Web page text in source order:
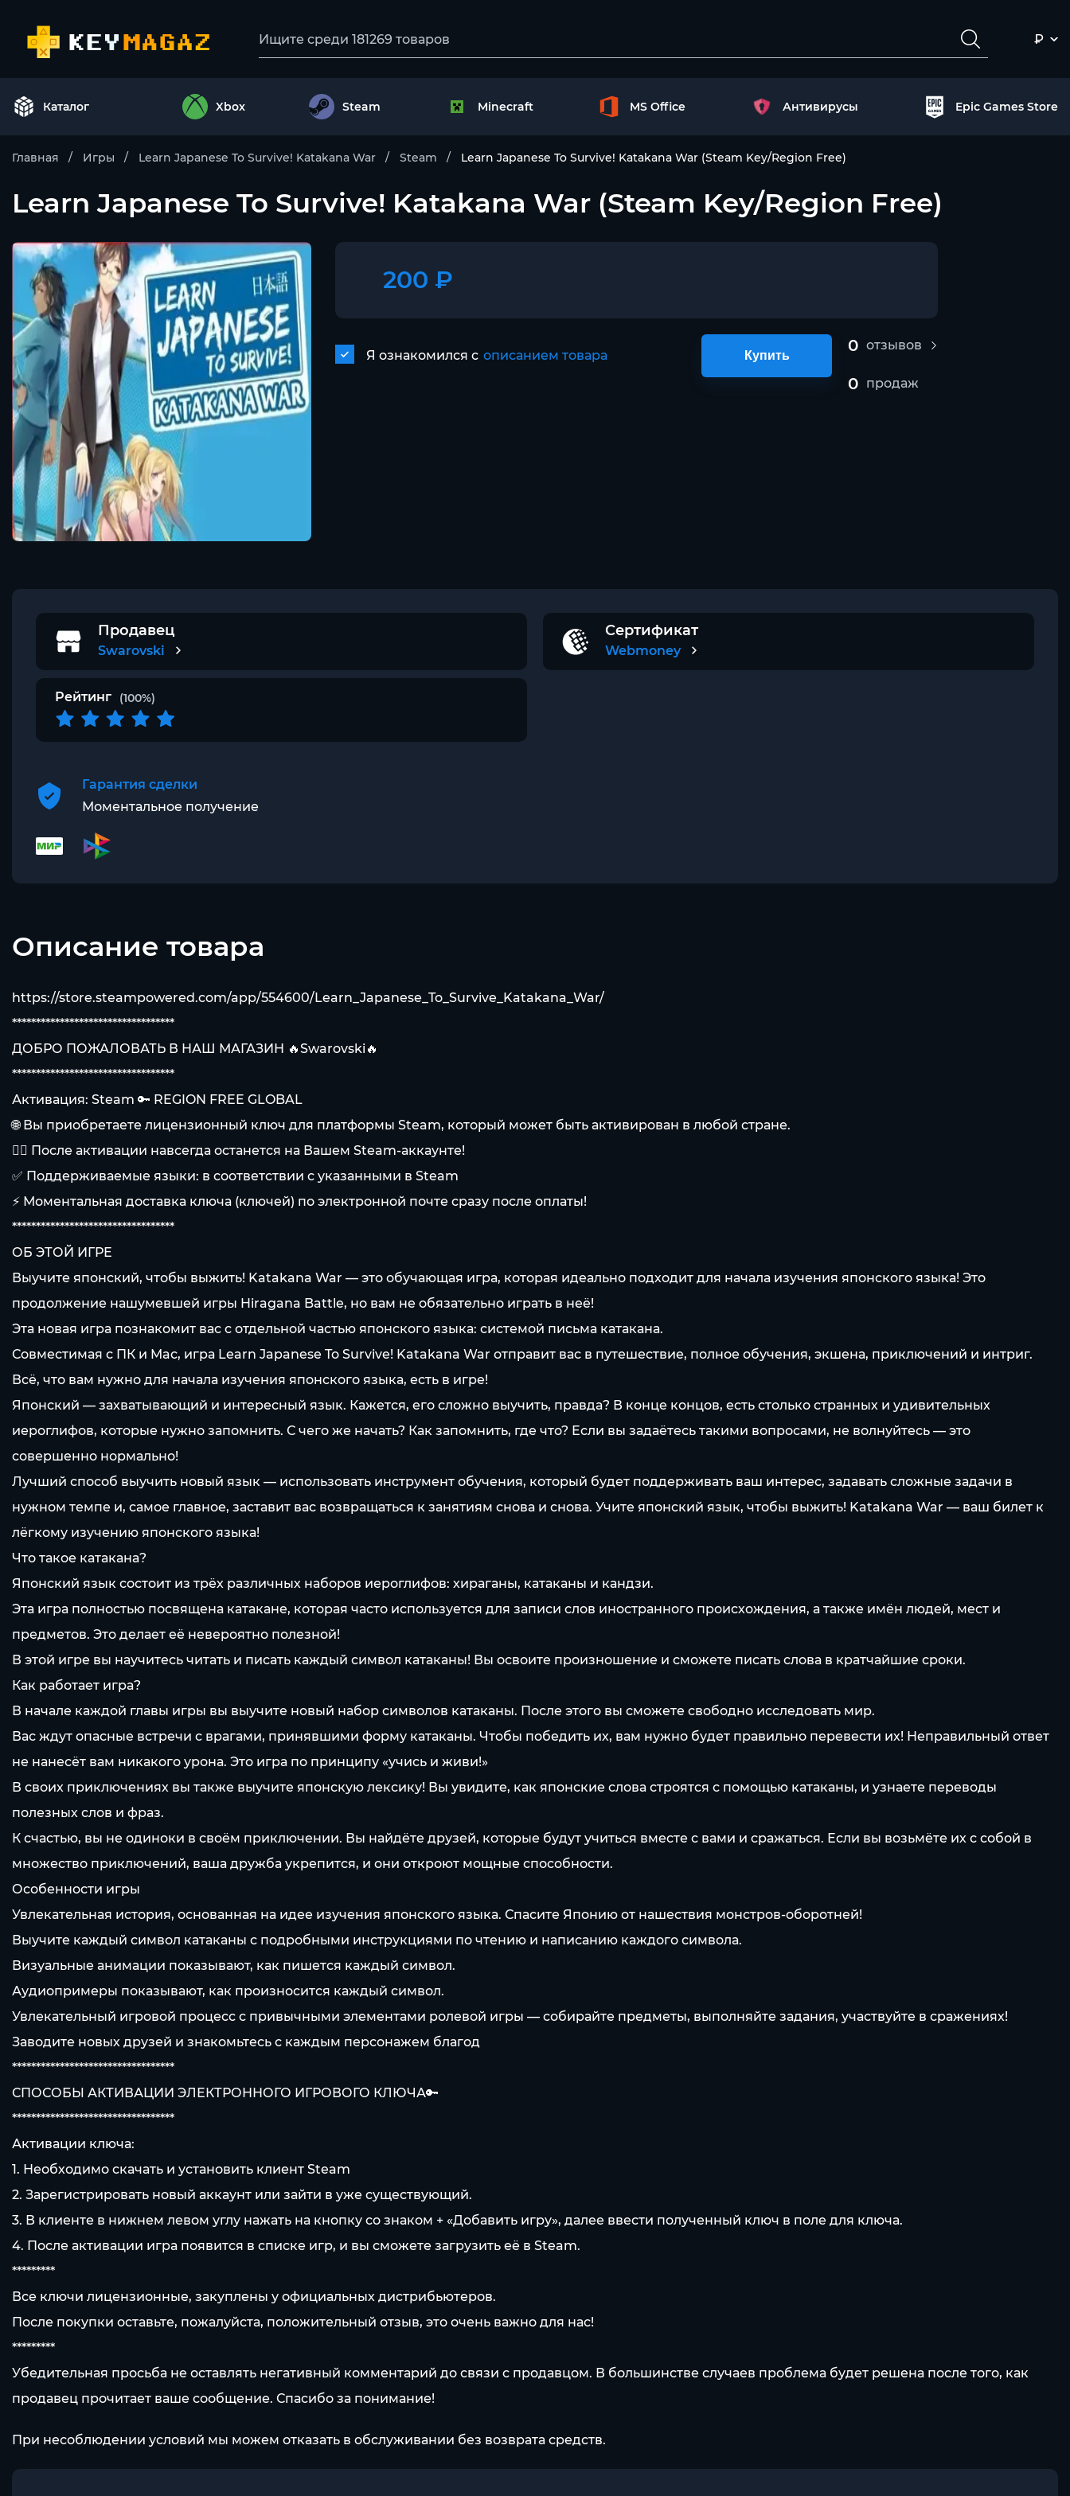
₽
Каталог Xbox Steam Minecraft MS Office Антивирусы Epic Games Store
Главная Игры Learn Japanese To Survive! Katakana War Steam Learn Japanese To Survive! Katakana War (Steam Key/Region Free)
Learn Japanese To Survive! Katakana War (Steam Key/Region Free)
200 ₽
Я ознакомился с описанием товара Купить
0 отзывов
0 продаж
Продавец
Swarovski
Сертификат
Webmoney
Рейтинг (100%)
Гарантия сделки
Моментальное получение
Описание товара
https://store.steampowered.com/app/554600/Learn_Japanese_To_Survive_Katakana_War/
**********************************
ДОБРО ПОЖАЛОВАТЬ В НАШ МАГАЗИН 🔥Swarovski🔥
**********************************
Активация: Steam 🔑 REGION FREE GLOBAL
🌐 Вы приобретаете лицензионный ключ для платформы Steam, который может быть активирован в любой стране.
👍🏻 После активации навсегда останется на Вашем Steam-аккаунте!
✅ Поддерживаемые языки: в соответствии с указанными в Steam
⚡ Моментальная доставка ключа (ключей) по электронной почте сразу после оплаты!
**********************************
ОБ ЭТОЙ ИГРЕ
Выучите японский, чтобы выжить! Katakana War — это обучающая игра, которая идеально подходит для начала изучения японского языка! Это
продолжение нашумевшей игры Hiragana Battle, но вам не обязательно играть в неё!
Эта новая игра познакомит вас с отдельной частью японского языка: системой письма катакана.
Совместимая с ПК и Mac, игра Learn Japanese To Survive! Katakana War отправит вас в путешествие, полное обучения, экшена, приключений и интриг.
Всё, что вам нужно для начала изучения японского языка, есть в игре!
Японский — захватывающий и интересный язык. Кажется, его сложно выучить, правда? В конце концов, есть столько странных и удивительных
иероглифов, которые нужно запомнить. С чего же начать? Как запомнить, где что? Если вы задаётесь такими вопросами, не волнуйтесь — это
совершенно нормально!
Лучший способ выучить новый язык — использовать инструмент обучения, который будет поддерживать ваш интерес, задавать сложные задачи в
нужном темпе и, самое главное, заставит вас возвращаться к занятиям снова и снова. Учите японский язык, чтобы выжить! Katakana War — ваш билет к
лёгкому изучению японского языка!
Что такое катакана?
Японский язык состоит из трёх различных наборов иероглифов: хираганы, катаканы и кандзи.
Эта игра полностью посвящена катакане, которая часто используется для записи слов иностранного происхождения, а также имён людей, мест и
предметов. Это делает её невероятно полезной!
В этой игре вы научитесь читать и писать каждый символ катаканы! Вы освоите произношение и сможете писать слова в кратчайшие сроки.
Как работает игра?
В начале каждой главы игры вы выучите новый набор символов катаканы. После этого вы сможете свободно исследовать мир.
Вас ждут опасные встречи с врагами, принявшими форму катаканы. Чтобы победить их, вам нужно будет правильно перевести их! Неправильный ответ
не нанесёт вам никакого урона. Это игра по принципу «учись и живи!»
В своих приключениях вы также выучите японскую лексику! Вы увидите, как японские слова строятся с помощью катаканы, и узнаете переводы
полезных слов и фраз.
К счастью, вы не одиноки в своём приключении. Вы найдёте друзей, которые будут учиться вместе с вами и сражаться. Если вы возьмёте их с собой в
множество приключений, ваша дружба укрепится, и они откроют мощные способности.
Особенности игры
Увлекательная история, основанная на идее изучения японского языка. Спасите Японию от нашествия монстров-оборотней!
Выучите каждый символ катаканы с подробными инструкциями по чтению и написанию каждого символа.
Визуальные анимации показывают, как пишется каждый символ.
Аудиопримеры показывают, как произносится каждый символ.
Увлекательный игровой процесс с привычными элементами ролевой игры — собирайте предметы, выполняйте задания, участвуйте в сражениях!
Заводите новых друзей и знакомьтесь с каждым персонажем благод
**********************************
СПОСОБЫ АКТИВАЦИИ ЭЛЕКТРОННОГО ИГРОВОГО КЛЮЧА🔑
**********************************
Активации ключа:
1. Необходимо скачать и установить клиент Steam
2. Зарегистрировать новый аккаунт или зайти в уже существующий.
3. В клиенте в нижнем левом углу нажать на кнопку со знаком + «Добавить игру», далее ввести полученный ключ в поле для ключа.
4. После активации игра появится в списке игр, и вы сможете загрузить её в Steam.
*********
Все ключи лицензионные, закуплены у официальных дистрибьютеров.
После покупки оставьте, пожалуйста, положительный отзыв, это очень важно для нас!
*********
Убедительная просьба не оставлять негативный комментарий до связи с продавцом. В большинстве случаев проблема будет решена после того, как
продавец прочитает ваше сообщение. Спасибо за понимание!
При несоблюдении условий мы можем отказать в обслуживании без возврата средств.